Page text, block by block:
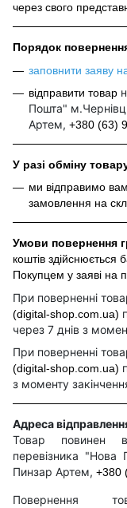
через свого
Порядок
заповнити заяву
відправити товар
Пошта"
Артем, +380 (63)
У разі обміну
ми відправимо
замовлення на
Умови повернення
коштів здійснюється
Покупцем у заяві на
При поверненні
(digital-shop.com.ua)
через 7 днів з
При поверненні
(digital-shop.com.ua)
з моменту
Адреса
Товар повинен
перевізника "Нова
Пинзар Артем, +380
Повернення